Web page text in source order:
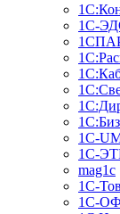
1С-
1С-
1С-
mag1c
1С-
1С-